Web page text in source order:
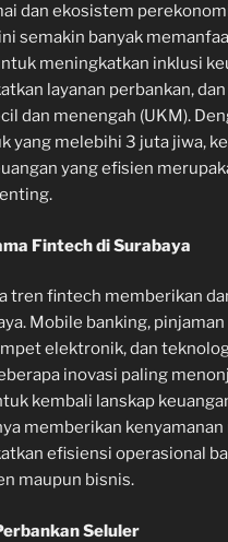
dan ekosistem
semakin banyak
meningkatkan inklusi
layanan perbankan,
dan menengah (UKM).
yang melebihi 3 juta jiwa,
yang efisien
Fintech di Surabaya
tren fintech memberikan
Mobile banking,
elektronik, dan
inovasi paling
kembali lanskap
memberikan kenyamanan
efisiensi operasional
maupun bisnis.
Seluler